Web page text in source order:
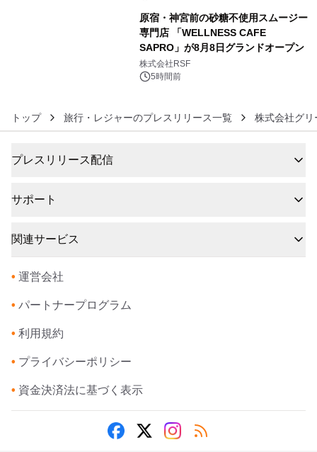
原宿・神宮前の砂糖不使用スムージー
専門店 「WELLNESS CAFE
SAPRO」が8月8日グランドオープン
株式会社RSF
5時間前
トップ 旅行・レジャーのプレスリリース一覧 株式会社グリ
プレスリリース配信
サポート
関連サービス
• 運営会社
• パートナープログラム
• 利用規約
• プライバシーポリシー
• 資金決済法に基づく表示